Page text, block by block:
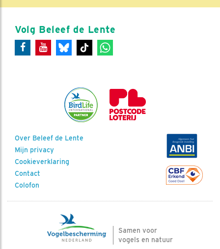
Volg Beleef de Lente
Over Beleef de Lente
Mijn privacy
Cookieverklaring
Contact
Colofon
Samen voor
vogels en natuur